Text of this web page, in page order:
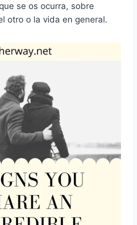
se os ocurra, sobre
otro o la vida en general.